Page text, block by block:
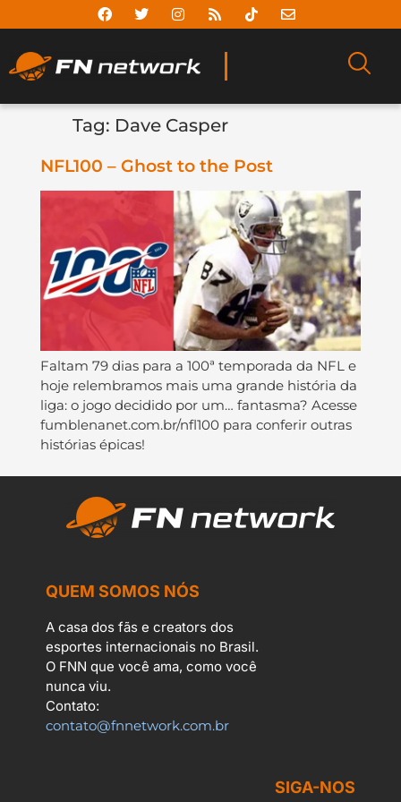
Tag: Dave Casper
NFL100 – Ghost to the Post
Faltam 79 dias para a 100ª temporada da NFL e
hoje relembramos mais uma grande história da
liga: o jogo decidido por um… fantasma? Acesse
fumblenanet.com.br/nfl100 para conferir outras
histórias épicas!
QUEM SOMOS NÓS
A casa dos fãs e creators dos
esportes internacionais no Brasil.
O FNN que você ama, como você
nunca viu.
Contato:
contato@fnnetwork.com.br
SIGA-NOS